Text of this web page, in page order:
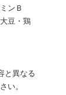
ンＢ
豆・鶏
と異なる
い。